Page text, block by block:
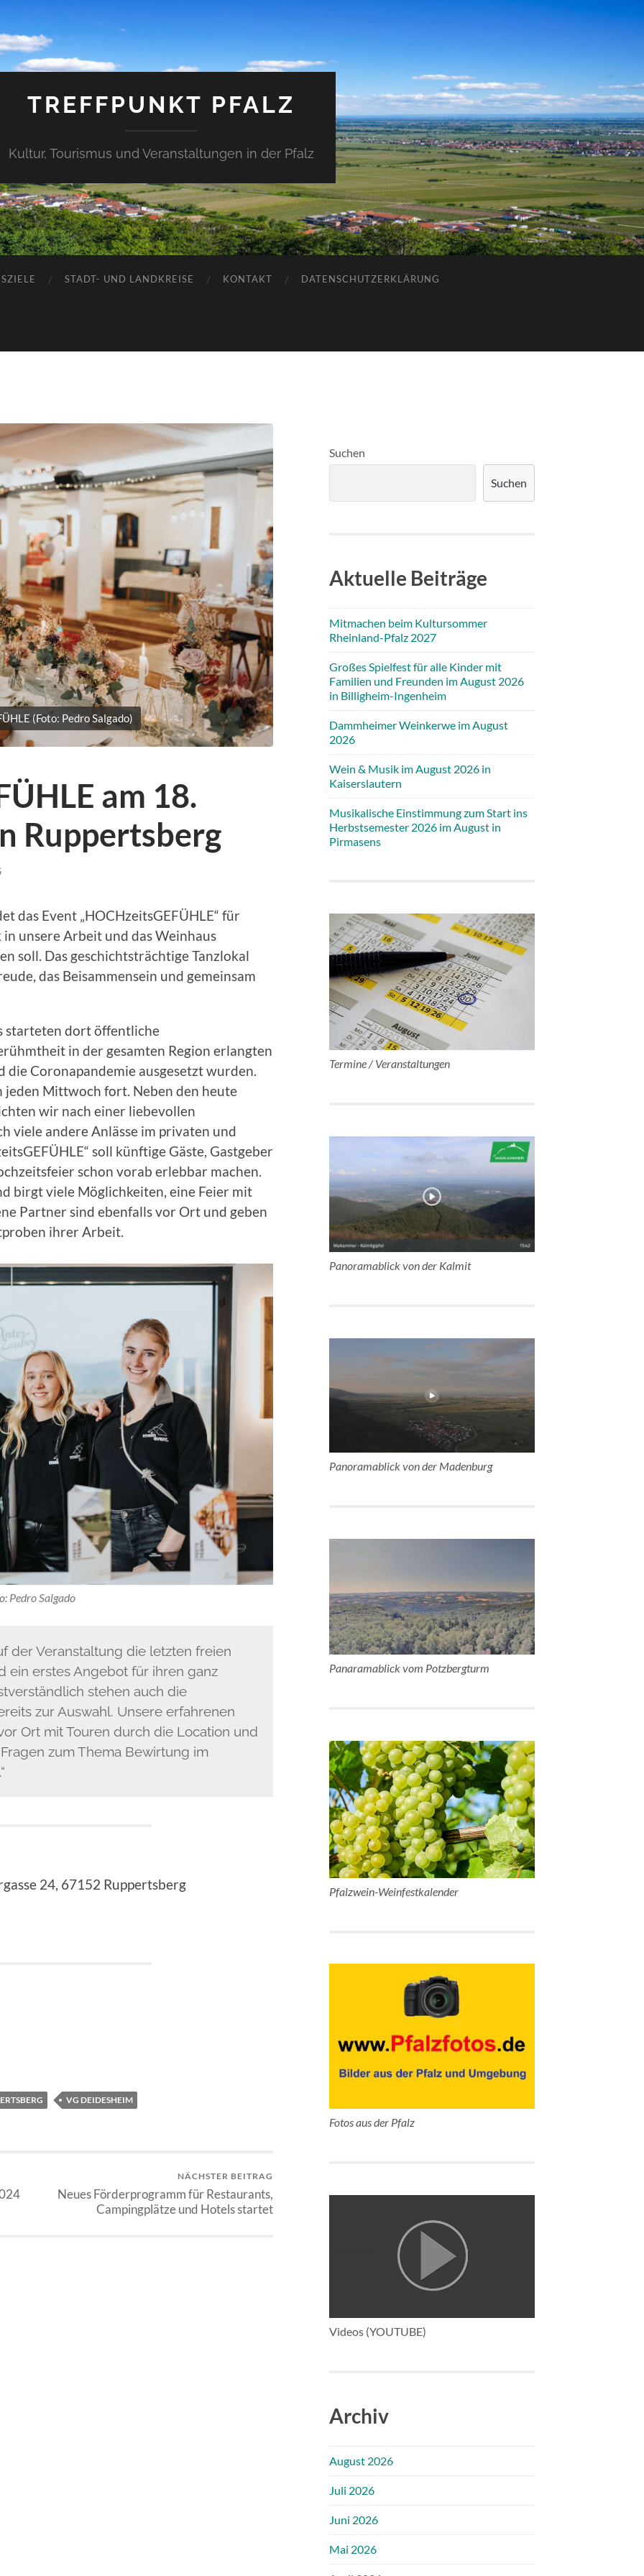
TREFFPUNKT PFALZ
Kultur, Tourismus und Veranstaltungen in der Pfalz
STADT- UND LANDKREISE KONTAKT DATENSCHUTZERKLÄRUNG
(Foto: Pedro Salgado)
am 18.
Ruppertsberg
das Event „HOCHzeitsGEFÜHLE“ für
unsere Arbeit und das Weinhaus
soll. Das geschichtsträchtige Tanzlokal
das Beisammensein und gemeinsam
starteten dort öffentliche
in der gesamten Region erlangten
Coronapandemie ausgesetzt wurden.
Mittwoch fort. Neben den heute
wir nach einer liebevollen
viele andere Anlässe im privaten und
soll künftige Gäste, Gastgeber
schon vorab erlebbar machen.
birgt viele Möglichkeiten, eine Feier mit
Partner sind ebenfalls vor Ort und geben
ihrer Arbeit.
Pedro Salgado
der Veranstaltung die letzten freien
ein erstes Angebot für ihren ganz
stehen auch die
zur Auswahl. Unsere erfahrenen
Ort mit Touren durch die Location und
zum Thema Bewirtung im
24, 67152 Ruppertsberg
VG DEIDESHEIM
NÄCHSTER BEITRAG
Neues Förderprogramm für Restaurants,
Campingplätze und Hotels startet
Suchen
Suchen
Aktuelle Beiträge
Mitmachen beim Kultursommer
Rheinland-Pfalz 2027
Großes Spielfest für alle Kinder mit
Familien und Freunden im August 2026
in Billigheim-Ingenheim
Dammheimer Weinkerwe im August
2026
Wein & Musik im August 2026 in
Kaiserslautern
Musikalische Einstimmung zum Start ins
Herbstsemester 2026 im August in
Pirmasens
Termine / Veranstaltungen
Panoramablick von der Kalmit
Panoramablick von der Madenburg
Panaramablick vom Potzbergturm
Pfalzwein-Weinfestkalender
Fotos aus der Pfalz
Videos (YOUTUBE)
Archiv
August 2026
Juli 2026
Juni 2026
Mai 2026